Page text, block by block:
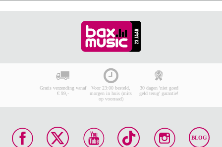
Gratis verzending vanaf
€ 99,-
Voor 23:00 besteld,
morgen in huis (mits
op voorraad)
30 dagen 'niet goed
geld terug' garantie!
BLOG